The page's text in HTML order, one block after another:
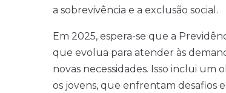
a sobrevivência e a exclusão social.
Em 2025, espera-se que a
que evolua para atender às
novas necessidades. Isso inclui um
os jovens, que enfrentam desafios